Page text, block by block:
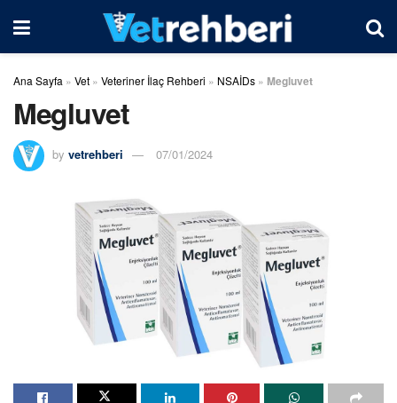
Ana Sayfa » Vet » Veteriner İlaç Rehberi » NSAİDs » Megluvet
Megluvet
by vetrehberi 07/01/2024